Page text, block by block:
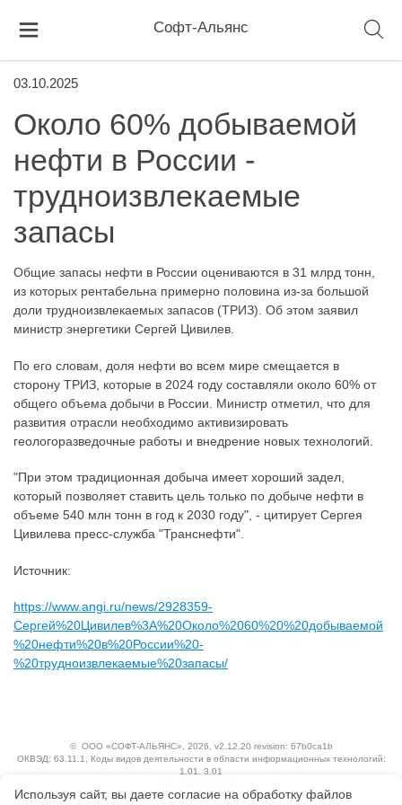
Софт-Альянс
03.10.2025
Около 60% добываемой
нефти в России -
трудноизвлекаемые
запасы
Общие запасы нефти в России оцениваются в 31 млрд тонн,
из которых рентабельна примерно половина из-за большой
доли трудноизвлекаемых запасов (ТРИЗ). Об этом заявил
министр энергетики Сергей Цивилев.
По его словам, доля нефти во всем мире смещается в
сторону ТРИЗ, которые в 2024 году составляли около 60% от
общего объема добычи в России. Министр отметил, что для
развития отрасли необходимо активизировать
геологоразведочные работы и внедрение новых технологий.
"При этом традиционная добыча имеет хороший задел,
который позволяет ставить цель только по добыче нефти в
объеме 540 млн тонн в год к 2030 году", - цитирует Сергея
Цивилева пресс-служба "Транснефти".
Источник:
https://www.angi.ru/news/2928359-
Сергей%20Цивилев%3A%20Около%2060%20%20добываемой
%20нефти%20в%20России%20-
%20трудноизвлекаемые%20запасы/
© ООО «СОФТ-АЛЬЯНС», 2026, v2.12.20 revision: 67b0ca1b
ОКВЭД: 63.11.1, Коды видов деятельности в области информационных технологий:
1.01, 3.01
Технологии
Используя сайт, вы даете согласие на обработку файлов